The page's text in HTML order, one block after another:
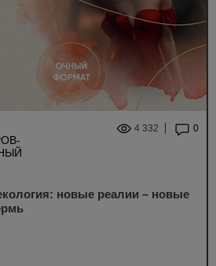
4 332 0
новые реалии – новые